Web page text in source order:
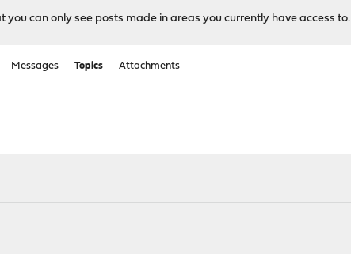
can only see posts made in areas you currently have access to.
Messages Topics Attachments